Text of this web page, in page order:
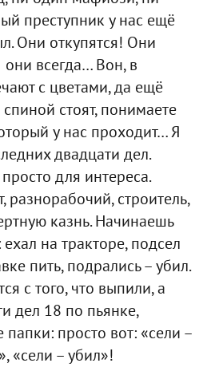
преступник у нас ещё
Они откупятся! Они
они всегда… Вон, в
с цветами, да ещё
стоят, понимаете
у нас проходит… Я
двадцати дел.
для интереса.
разнорабочий, строитель,
казнь. Начинаешь
на тракторе, подсел
пить, подрались – убил.
с того, что выпили, а
дел 18 по пьянке,
просто вот: «сели –
«сели – убил»!